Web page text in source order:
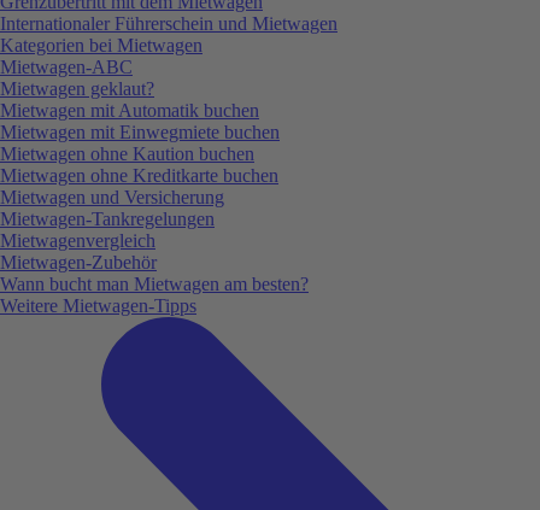
Internationaler Führerschein und Mietwagen
Kategorien bei Mietwagen
Mietwagen-ABC
Mietwagen geklaut?
Mietwagen mit Automatik buchen
Mietwagen mit Einwegmiete buchen
Mietwagen ohne Kaution buchen
Mietwagen ohne Kreditkarte buchen
Mietwagen und Versicherung
Mietwagen-Tankregelungen
Mietwagenvergleich
Mietwagen-Zubehör
Wann bucht man Mietwagen am besten?
Weitere Mietwagen-Tipps